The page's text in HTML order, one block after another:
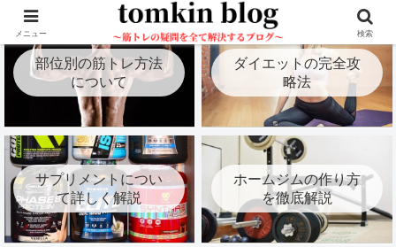
部位別の筋トレ方法
について
ダイエットの完全攻
略法
サプリメントについ
て詳しく解説
ホームジムの作り方
を徹底解説
メニュー 検索